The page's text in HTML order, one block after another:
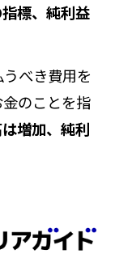
標、純利益
べき費用を
のことを指
増加、純利